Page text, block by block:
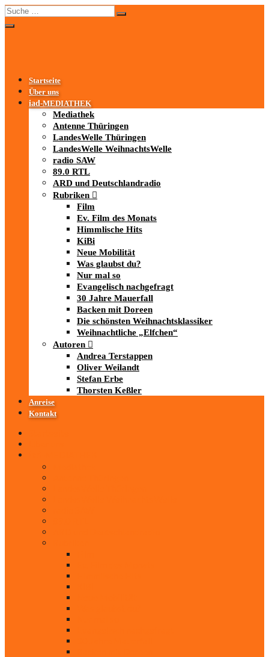
Startseite
Über uns
iad-MEDIATHEK
Mediathek
Antenne Thüringen
LandesWelle Thüringen
LandesWelle WeihnachtsWelle
radio SAW
89.0 RTL
ARD und Deutschlandradio
Rubriken
Film
Ev. Film des Monats
Himmlische Hits
KiBi
Neue Mobilität
Was glaubst du?
Nur mal so
Evangelisch nachgefragt
30 Jahre Mauerfall
Backen mit Doreen
Die schönsten Weihnachtsklassiker
Weihnachtliche „Elfchen“
Autoren
Andrea Terstappen
Oliver Weilandt
Stefan Erbe
Thorsten Keßler
Anreise
Kontakt